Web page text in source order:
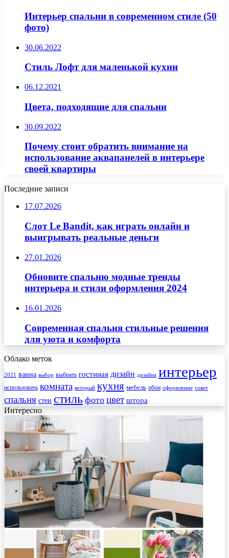
Интерьер спальни в современном стиле (50
фото)
30.06.2022
Стиль Лофт для маленькой кухни
06.12.2021
Цвета, подходящие для спальни
30.09.2022
Почему стоит обратить внимание на
использование аквапанелей в интерьере
своей квартиры
Последние записи
17.07.2026
Слот Le Bandit, как играть онлайн и
выигрывать реальные деньги
27.01.2026
Обновите спальню модные тренды
интерьера и стили оформления 2024
16.01.2026
Современная спальня стильные решения
для уюта и комфорта
Облако меток
2021 ванна выбор выбрать гостиная дизайн дизайна интерьер
использовать комната который кухня мебель обои оформление совет
спальня стен стиль фото цвет штора
Интересно